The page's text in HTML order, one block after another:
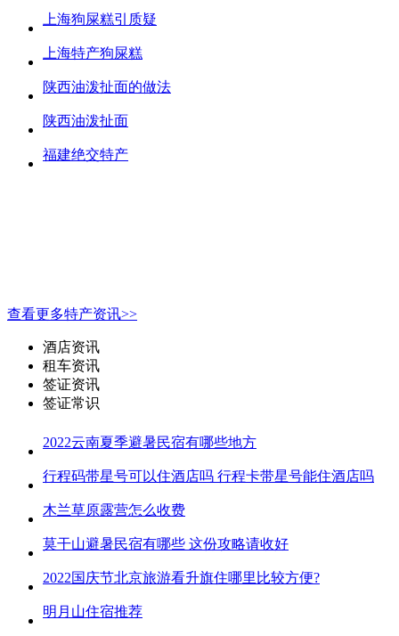
上海狗屎糕引质疑
上海特产狗屎糕
陕西油泼扯面的做法
陕西油泼扯面
福建绝交特产
查看更多特产资讯>>
酒店资讯
租车资讯
签证资讯
签证常识
2022云南夏季避暑民宿有哪些地方
行程码带星号可以住酒店吗 行程卡带星号能住酒店吗
木兰草原露营怎么收费
莫干山避暑民宿有哪些 这份攻略请收好
2022国庆节北京旅游看升旗住哪里比较方便?
明月山住宿推荐